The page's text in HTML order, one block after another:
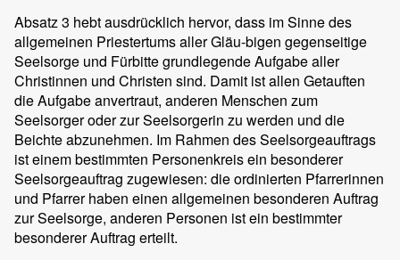
Absatz 3 hebt ausdrücklich hervor, dass im Sinne des
allgemeinen Priestertums aller Gläu-bigen gegenseitige
Seelsorge und Fürbitte grundlegende Aufgabe aller
Christinnen und Christen sind. Damit ist allen Getauften
die Aufgabe anvertraut, anderen Menschen zum
Seelsorger oder zur Seelsorgerin zu werden und die
Beichte abzunehmen. Im Rahmen des Seelsorgeauftrags
ist einem bestimmten Personenkreis ein besonderer
Seelsorgeauftrag zugewiesen: die ordinierten Pfarrerinnen
und Pfarrer haben einen allgemeinen besonderen Auftrag
zur Seelsorge, anderen Personen ist ein bestimmter
besonderer Auftrag erteilt.